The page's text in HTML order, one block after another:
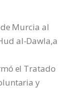
Murcia al
al-Dawla,a
el Tratado
y